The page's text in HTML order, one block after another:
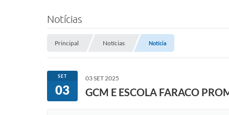
Notícias
Principal Notícias Notícia
SET
03
03 SET 2025
GCM E ESCOLA FARACO